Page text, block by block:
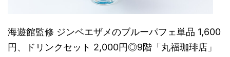
海遊館監修 ジンベエザメのブルーパフェ単品 1,600
円、ドリンクセット 2,000円◎9階「丸福珈琲店」